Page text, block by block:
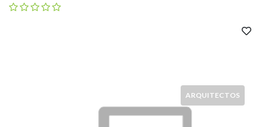
ARQUITECTOS